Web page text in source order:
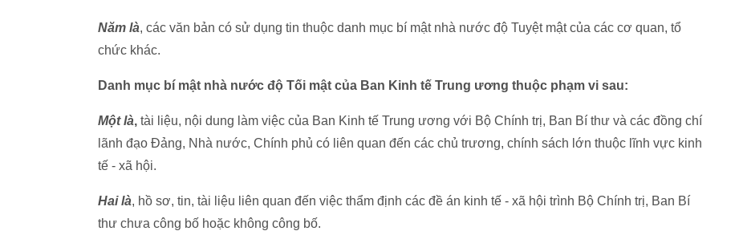
Năm là, các văn bản có sử dụng tin thuộc danh mục bí mật nhà nước độ Tuyệt mật của các cơ quan, tổ
chức khác.
Danh mục bí mật nhà nước độ Tối mật của Ban Kinh tế Trung ương thuộc phạm vi sau:
Một là, tài liệu, nội dung làm việc của Ban Kinh tế Trung ương với Bộ Chính trị, Ban Bí thư và các đồng chí
lãnh đạo Đảng, Nhà nước, Chính phủ có liên quan đến các chủ trương, chính sách lớn thuộc lĩnh vực kinh
tế - xã hội.
Hai là, hồ sơ, tin, tài liệu liên quan đến việc thẩm định các đề án kinh tế - xã hội trình Bộ Chính trị, Ban Bí
thư chưa công bố hoặc không công bố.